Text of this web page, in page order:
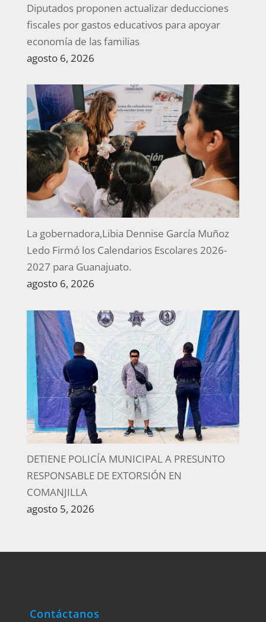
Diputados proponen actualizar deducciones
fiscales por gastos educativos para apoyar
economía de las familias
agosto 6, 2026
La gobernadora,Libia Dennise García Muñoz
Ledo Firmó los Calendarios Escolares 2026-
2027 para Guanajuato.
agosto 6, 2026
DETIENE POLICÍA MUNICIPAL A PRESUNTO
RESPONSABLE DE EXTORSIÓN EN
COMANJILLA
agosto 5, 2026
Contáctanos